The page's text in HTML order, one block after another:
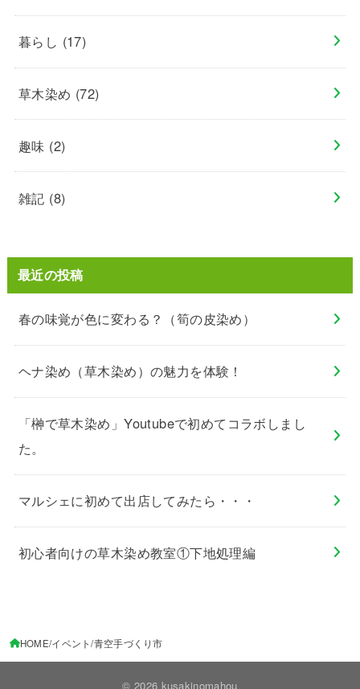
暮らし (17)
草木染め (72)
趣味 (2)
雑記 (8)
最近の投稿
春の味覚が色に変わる？（筍の皮染め）
ヘナ染め（草木染め）の魅力を体験！
「榊で草木染め」Youtubeで初めてコラボしまし
た。
マルシェに初めて出店してみたら・・・
初心者向けの草木染め教室①下地処理編
HOME イベント 青空手づくり市
© 2026 kusakinomahou